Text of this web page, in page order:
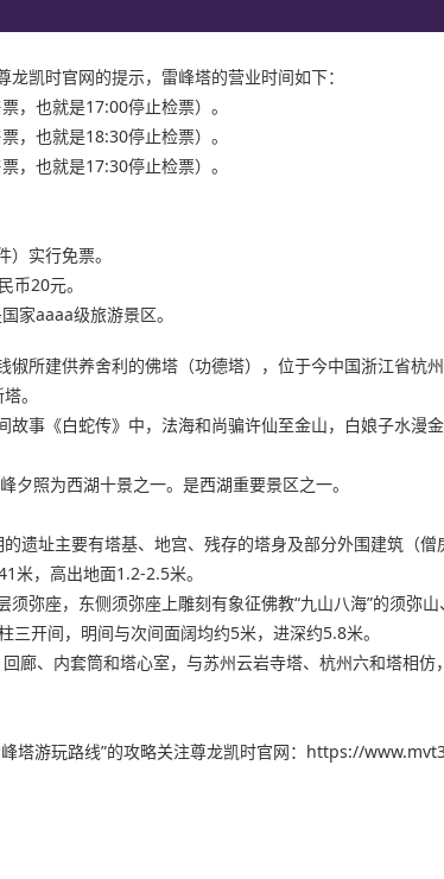
凯时官网的提示，雷峰塔的营业时间如下：
，也就是17:00停止检票）。
，也就是18:30停止检票）。
，也就是17:30停止检票）。
实行免票。
币20元。
家aaaa级旅游景区。
所建供养舍利的佛塔（功德塔），位于今中国浙江省杭
。
事《白蛇传》中，法海和尚骗许仙至金山，白娘子水漫
照为西湖十景之一。是西湖重要景区之一。
遗址主要有塔基、地宫、残存的塔身及部分外围建筑（
米，高出地面1.2-2.5米。
弥座，东侧须弥座上雕刻有象征佛教“九山八海”的须弥
开间，明间与次间面阔均约5米，进深约5.8米。
、内套筒和塔心室，与苏州云岩寺塔、杭州六和塔相仿
塔游玩路线”的攻略关注尊龙凯时官网：https://